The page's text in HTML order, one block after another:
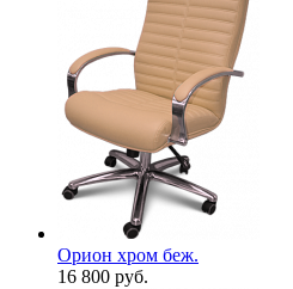
Орион хром беж.
16 800 руб.